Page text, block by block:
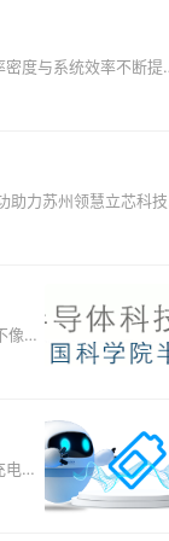
度与系统效率不断提
效率的目标而推出的
助力苏州领慧立芯科技
机构和下游产业方共同
像先
系
桩
，